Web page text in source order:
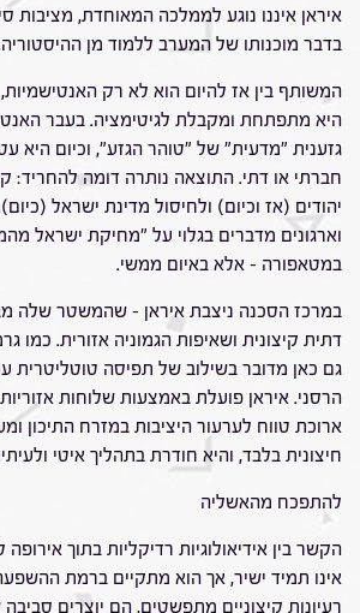
איראן איננו נוגע לממלכה המאוחדת, מציבות
בדבר מוכנותו של המערב ללמוד מן
המשותף בין אז להיום הוא לא רק
היא מתפתחת ומקבלת לגיטימציה. בעבר
גזענית "מדעית" של "טוהר הגזע", וכיום היא
חברתי או דתי. התוצאה נותרה דומה להחריד:
יהודים (אז וכיום) ולחיסול מדינת ישראל
וארגונים מדברים בגלוי על "מחיקת ישראל
במטאפורה – אלא באיום ממשי.
במרכז הסכנה ניצבת איראן – שהמשטר שלה
גם כאן מדובר בשילוב של תפיסה טוטליטרית
הרסני. איראן פועלת באמצעות שלוחות
ארוכת טווח לערעור היציבות במזרח התיכון
חיצונית בלבד, והיא חודרת בתהליך איטי
להתפכח מהאשליה
הקשר בין אידיאולוגיות רדיקליות בתוך אירופה
אינו תמיד ישיר, אך הוא מתקיים ברמת
רעיונות קיצוניים מתפשטים, הם יוצרים